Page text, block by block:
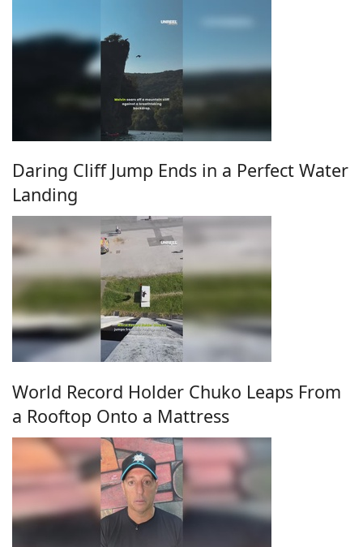
Daring Cliff Jump Ends in a Perfect Water
Landing
World Record Holder Chuko Leaps From
a Rooftop Onto a Mattress